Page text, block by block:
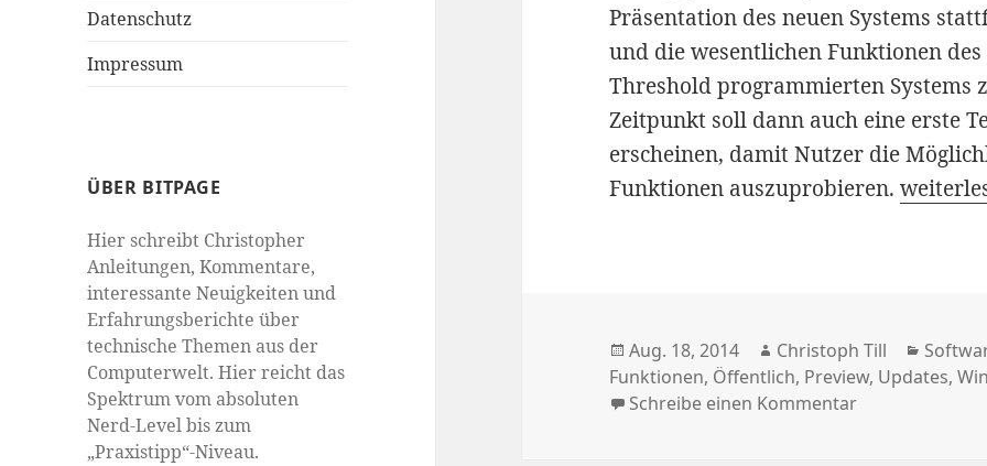
Datenschutz
Impressum
ÜBER BITPAGE
Hier schreibt Christopher
Anleitungen, Kommentare,
interessante Neuigkeiten und
Erfahrungsberichte über
technische Themen aus der
Computerwelt. Hier reicht das
Spektrum vom absoluten
Nerd-Level bis zum
„Praxistipp“-Niveau.
Präsentation des neuen Systems
und die wesentlichen Funktionen
Threshold programmierten Systems
Zeitpunkt soll dann auch eine erste
erscheinen, damit Nutzer die
Funktionen auszuprobieren.
Veröffentlicht
am
Aug. 18, 2014 Autor
Christoph Till
Funktionen, Öffentlich, Preview, Updates,
Schreibe einen Kommentarzu Microsoft: